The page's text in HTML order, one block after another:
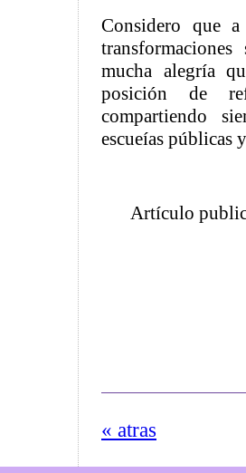
Considero que
mucha alegría
posición de
compartiendo
escueías públicas
Artículo
« atras